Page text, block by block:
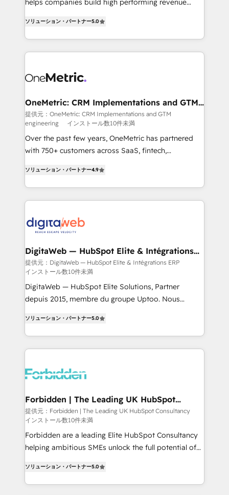
données unifiées, des processus alignés. Ensuite
l'augmentation : l'IA là où elle crée de la valeur. Et
surtout : l'humain qui reste au centre. Parce que la
Stand Out.
helps companies build high performing revenue
system environments and global SaaS or
manufacturing teams. Trusted by leading enterprises
and fast growing scale ups including Sony, Rapyd,
Design Automation and Uptive. 📊 RevOps & data
integrations 🤖 AI workflows & enrichment 📘 Team
enablement & company-wide adoption We create
HubSpot environments that teams use with
confidence and that leadership can rely on for
scalable revenue insights.
ソリューション・パートナー5.0
OneMetric: CRM Implementations and GTM
engineering
提供元：OneMetric: CRM Implementations and GTM
engineering
インストール数10件未満
Over the past few years, OneMetric has partnered
with 750+ customers across SaaS, fintech,
150+ HubSpot-certified experts, we deliver scalable
solutions to complex GTM and RevOps challenges.
Our Expertise 🔹 Onboarding & Implementation:
tailored to your GTM motion. 🔹 Migrations: Move
downtime. 🔹 RevOps Strategy: Align teams,
processes, and data to drive revenue efficiency. 🔹
Integrations: Connect HubSpot with your tech stack
for better adoption. 🔹 Custom Solutions: Build
tailored apps, workflows, and configurations. We are
our commitment to data security and compliance. At
OneMetric, we help revenue teams focus on the
OneMetric that matters most: revenue.
ソリューション・パートナー4.9
DigitaWeb — HubSpot Elite & Intégrations
ERP
提供元：DigitaWeb — HubSpot Elite & Intégrations ERP
インストール数10件未満
DigitaWeb — HubSpot Elite Solutions, Partner
depuis 2015, membre du groupe Uptoo. Nous
Ventes et Service sur HubSpot grâce à la Revenue
Architecture : alignement des équipes, pipeline
prévisible, croissance mesurable. 🔌 Intégrations
Dynamics..), VOIP (Aircall, Ringover, Modjo), Shopify,
Extensions (React), Serverless Node.js, Custom
Objects, thèmes HubL, agents IA & Breeze AI. 🎯
Secteurs : Industrie, Distribution B2B, SaaS, Services
B2B, Immobilier, Viticulture, Finance. 🚀 Nos livrables
: migration sécurisée, implémentation Marketing +
HubSpot temps réel, formation équipes. 🏆 +350
projets livrés. Accrédités HubSpot CRM
ソリューション・パートナー5.0
Forbidden | The Leading UK HubSpot
Consultancy
提供元：Forbidden | The Leading UK HubSpot Consultancy
インストール数10件未満
Forbidden are a leading Elite HubSpot Consultancy
helping ambitious SMEs unlock the full potential of
but never see the ROI they expected due to poor
adoption, messy data, and disconnected teams
ソリューション・パートナー5.0